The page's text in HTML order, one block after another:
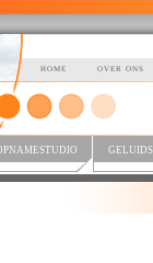
HOME OVER ONS